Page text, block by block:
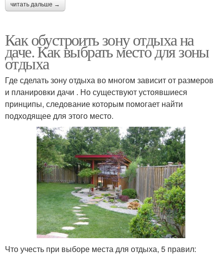
читать дальше →
Как обустроить зону отдыха на
даче. Как выбрать место для зоны
отдыха
Где сделать зону отдыха во многом зависит от размеров
и планировки дачи . Но существуют устоявшиеся
принципы, следование которым помогает найти
подходящее для этого место.
Что учесть при выборе места для отдыха, 5 правил: